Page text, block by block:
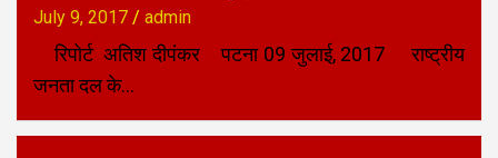
July 9, 2017 admin
रिपोर्ट अतिश दीपंकर पटना 09 जुलाई, 2017 राष्ट्रीय
जनता दल के…